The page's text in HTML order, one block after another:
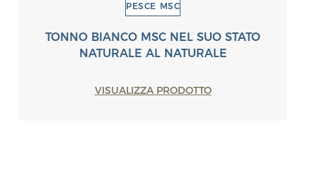
PESCE MSC
TONNO BIANCO MSC NEL SUO STATO
NATURALE AL NATURALE
VISUALIZZA PRODOTTO